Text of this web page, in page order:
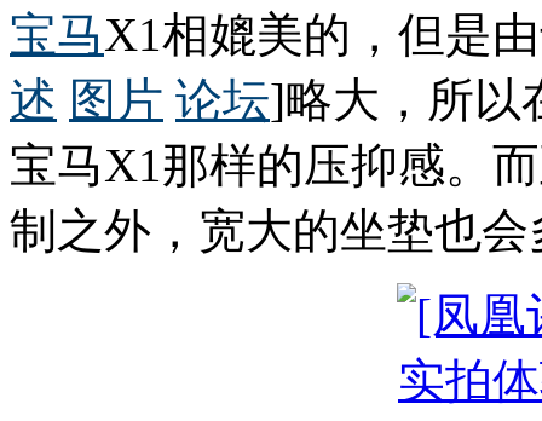
宝马X1相媲美的，但是
述 图片 论坛]略大，所以
宝马X1那样的压抑感。
制之外，宽大的坐垫也